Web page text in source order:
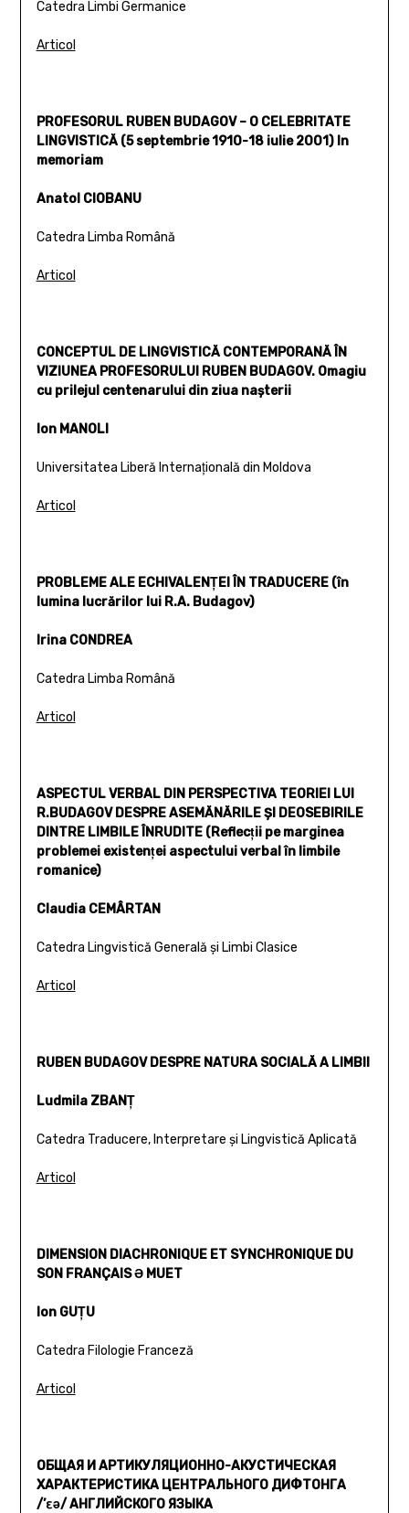
Catedra Limbi Germanice
Articol
PROFESORUL RUBEN BUDAGOV – O CELEBRITATE
LINGVISTICĂ (5 septembrie 1910-18 iulie 2001) In
memoriam
Anatol CIOBANU
Catedra Limba Română
Articol
CONCEPTUL DE LINGVISTICĂ CONTEMPORANĂ ÎN
VIZIUNEA PROFESORULUI RUBEN BUDAGOV. Omagiu
cu prilejul centenarului din ziua naşterii
Ion MANOLI
Universitatea Liberă Internaţională din Moldova
Articol
PROBLEME ALE ECHIVALENŢEI ÎN TRADUCERE (în
lumina lucrărilor lui R.A. Budagov)
Irina CONDREA
Catedra Limba Română
Articol
ASPECTUL VERBAL DIN PERSPECTIVA TEORIEI LUI
R.BUDAGOV DESPRE ASEMĂNĂRILE ŞI DEOSEBIRILE
DINTRE LIMBILE ÎNRUDITE (Reflecţii pe marginea
problemei existenţei aspectului verbal în limbile
romanice)
Claudia CEMÂRTAN
Catedra Lingvistică Generală şi Limbi Clasice
Articol
RUBEN BUDAGOV DESPRE NATURA SOCIALĂ A LIMBII
Ludmila ZBANŢ
Catedra Traducere, Interpretare şi Lingvistică Aplicată
Articol
DIMENSION DIACHRONIQUE ET SYNCHRONIQUE DU
SON FRANÇAIS Ə MUET
Ion GUŢU
Catedra Filologie Franceză
Articol
ОБЩАЯ И АРТИКУЛЯЦИОННО-АКУСТИЧЕСКАЯ
ХАРАКТЕРИСТИКА ЦЕНТРАЛЬНОГО ДИФТОНГА
/’εə/ АНГЛИЙСКОГО ЯЗЫКА